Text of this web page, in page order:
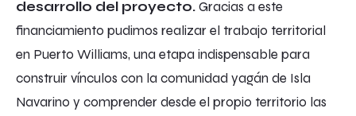
desarrollo del proyecto.Gracias a este
financiamiento pudimos realizar el trabajo territorial
en Puerto Williams, una etapa indispensable para
construir vínculos con la comunidad yagán de Isla
Navarino y comprender desde el propio territorio las